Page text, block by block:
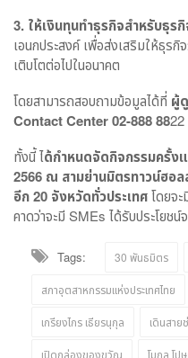
3. ให้เงินทุนทำธุรกิจสำหรับธุร
เอนกประสงค์ เพื่อส่งเสริมให้ธุร
เติบโตต่อไปในอนาคต
โดยสามารถสอบถามข้อมูลได้ที่ ผู้
Contact Center02-888 8822
ทั้งนี้ ได้กำหนดจัดกิจกรรมครั้ง
2566 ณ สามย่านมิตรทาวน์ฮอ
อีก 20 จังหวัดทั่วประเทศโดยจ
คาดว่าจะมี SMEs ได้รับประโยชน์
Tags: 30 พันธมิตร
สภาอุตสาหกรรมแห่งประเทศไทย
เกรียงไกร เธียรนุกุล เดินสาย
เปิดกล่องของขวัญ โมกุล โป